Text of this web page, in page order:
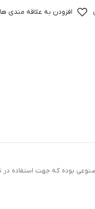
افزودن به علاقه مندی ها
بوده که جهت استفاده در